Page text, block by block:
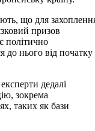
що для
призов
політично
до нього від початку
дедалі
зокрема
таких як бази